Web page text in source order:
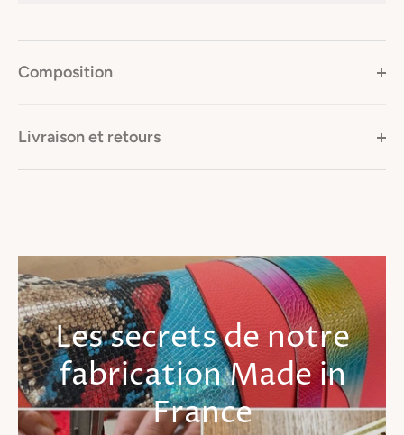
Composition
Livraison et retours
Les secrets de notre
fabricationMade in
France